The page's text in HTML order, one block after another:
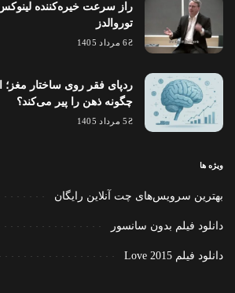
راز سرعت خیره‌کننده
توروالدز
6 مرداد 1405
ردپای فقر روی ساختار
چگونه ذهن را پیر می‌کند؟
5 مرداد 1405
ویژه ها
بهترین سرویس‌های چت آنلاین رایگان
دانلود فیلم بدون سانسور
دانلود فیلم Love 2015